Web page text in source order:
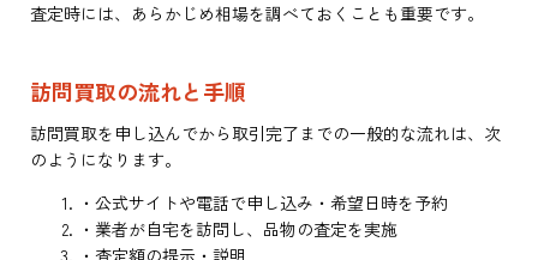
査定時には、あらかじめ相場を調べておくことも重要です。
訪問買取の流れと手順
訪問買取を申し込んでから取引完了までの一般的な流れは、次
のようになります。
・公式サイトや電話で申し込み・希望日時を予約
・業者が自宅を訪問し、品物の査定を実施